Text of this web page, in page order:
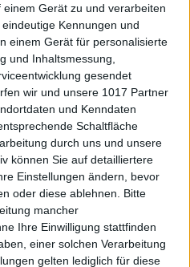
Gerät zu und verarbeiten
Kennungen und
einem Gerät für personalisierte
und Inhaltsmessung,
gesendet
wir und unsere 1017 Partner
und Kenndaten
Schaltfläche
durch uns und unsere
können Sie auf detailliertere
Einstellungen ändern, bevor
oder diese ablehnen.
Bitte
mancher
Ihre Einwilligung stattfinden
einer solchen Verarbeitung
gelten lediglich für diese